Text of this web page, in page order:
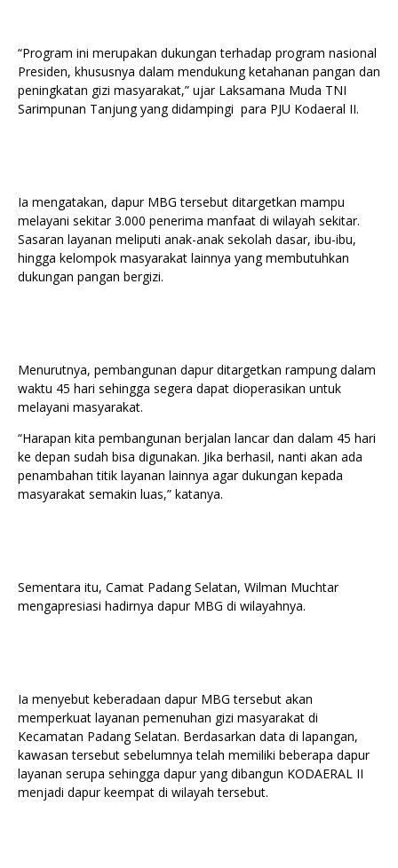
“Program ini merupakan dukungan terhadap program nasional
Presiden, khususnya dalam mendukung ketahanan pangan dan
peningkatan gizi masyarakat,” ujar Laksamana Muda TNI
Sarimpunan Tanjung yang didampingi para PJU Kodaeral II.
Ia mengatakan, dapur MBG tersebut ditargetkan mampu
melayani sekitar 3.000 penerima manfaat di wilayah sekitar.
Sasaran layanan meliputi anak-anak sekolah dasar, ibu-ibu,
hingga kelompok masyarakat lainnya yang membutuhkan
dukungan pangan bergizi.
Menurutnya, pembangunan dapur ditargetkan rampung dalam
waktu 45 hari sehingga segera dapat dioperasikan untuk
melayani masyarakat.
“Harapan kita pembangunan berjalan lancar dan dalam 45 hari
ke depan sudah bisa digunakan. Jika berhasil, nanti akan ada
penambahan titik layanan lainnya agar dukungan kepada
masyarakat semakin luas,” katanya.
Sementara itu, Camat Padang Selatan, Wilman Muchtar
mengapresiasi hadirnya dapur MBG di wilayahnya.
Ia menyebut keberadaan dapur MBG tersebut akan
memperkuat layanan pemenuhan gizi masyarakat di
Kecamatan Padang Selatan. Berdasarkan data di lapangan,
kawasan tersebut sebelumnya telah memiliki beberapa dapur
layanan serupa sehingga dapur yang dibangun KODAERAL II
menjadi dapur keempat di wilayah tersebut.